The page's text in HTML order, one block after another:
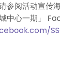
参阅活动宣传
中心一期」